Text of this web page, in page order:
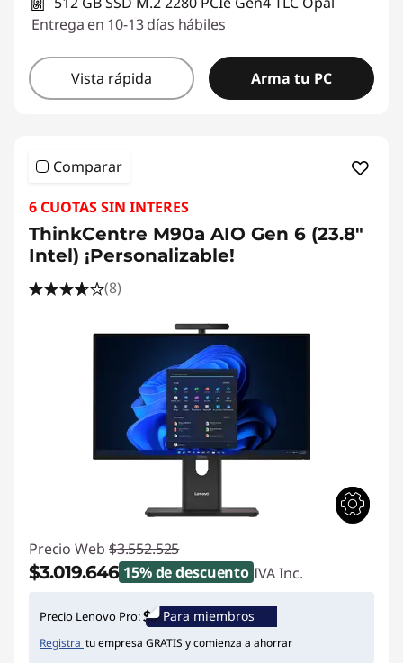
Entrega en 10-13 días hábiles
Vista rápida Arma tu PC
Comparar
6 CUOTAS SIN INTERES
ThinkCentre M90a AIO Gen 6 (23.8"
Intel) ¡Personalizable!
(8)
Precio Web $3.552.525
$3.019.646 15% de descuento IVA Inc.
Ahorros instantáneos :-$532.879
Precio Lenovo Pro: Para miembros
Registra tu empresa GRATIS y comienza a ahorrar